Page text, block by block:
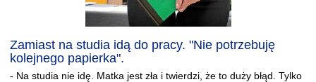
Zamiast na studia idą do pracy. "Nie potrzebuję
kolejnego papierka".
- Na studia nie idę. Matka jest zła i twierdzi, że to duży błąd. Tylko